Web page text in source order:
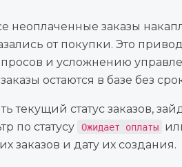
неоплаченные заказы
от покупки. Это
и усложнению
остаются в базе без
текущий статус заказов,
по статусу
Ожидает оплаты
заказов и дату их создания.